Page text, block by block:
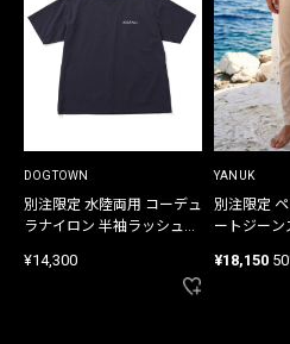
DOGTOWN
別注限定 水陸両用 コーデュ
ラナイロン 半袖ラッシュガ
¥14,300
YANUK
別注限定
ートジーン
¥18,150